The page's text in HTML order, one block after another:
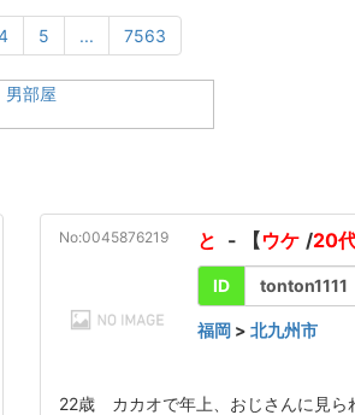
5 ... 7563
No:0045876219 と - 【ウケ /20
ID tonton1111
福岡 > 北九州市
22歳 カカオで年上、おじさんに見ら